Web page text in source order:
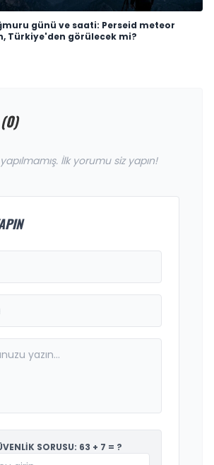
günü ve saati: Perseid meteor
Türkiye'den görülecek mi?
(0)
İlk yorumu siz yapın!
SORUSU: 63 + 7 = ?